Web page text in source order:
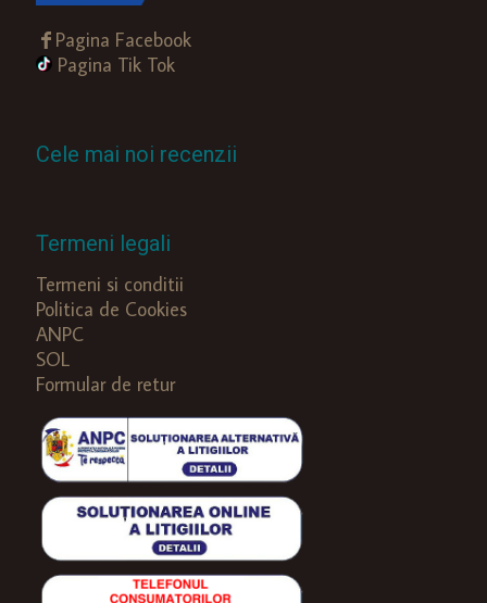
Pagina Facebook
Pagina Tik Tok
Cele mai noi recenzii
Termeni legali
Termeni si conditii
Politica de Cookies
ANPC
SOL
Formular de retur